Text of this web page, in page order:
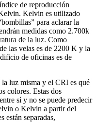
de reproducción
Kelvin es utilizado
para aclarar la
medidas como 2.700k
de la luz. Como
las velas es de 2200 K y la
de oficinas es de
luz misma y el CRI es qué
colores. Estas dos
sí y no se puede predecir
o Kelvin a partir del
están separadas,